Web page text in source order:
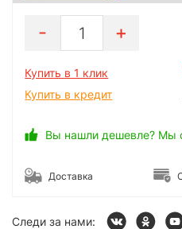
1
Купить в 1 клик
Купить в кредит
Вы нашли дешевле? Мы
Доставка
Следи за нами: